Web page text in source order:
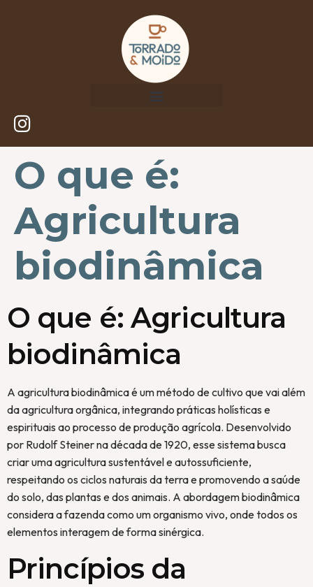
O que é:
Agricultura
biodinâmica
O que é: Agricultura
biodinâmica
A agricultura biodinâmica é um método de cultivo que vai além
da agricultura orgânica, integrando práticas holísticas e
espirituais ao processo de produção agrícola. Desenvolvido
por Rudolf Steiner na década de 1920, esse sistema busca
criar uma agricultura sustentável e autossuficiente,
respeitando os ciclos naturais da terra e promovendo a saúde
do solo, das plantas e dos animais. A abordagem biodinâmica
considera a fazenda como um organismo vivo, onde todos os
elementos interagem de forma sinérgica.
Princípios da